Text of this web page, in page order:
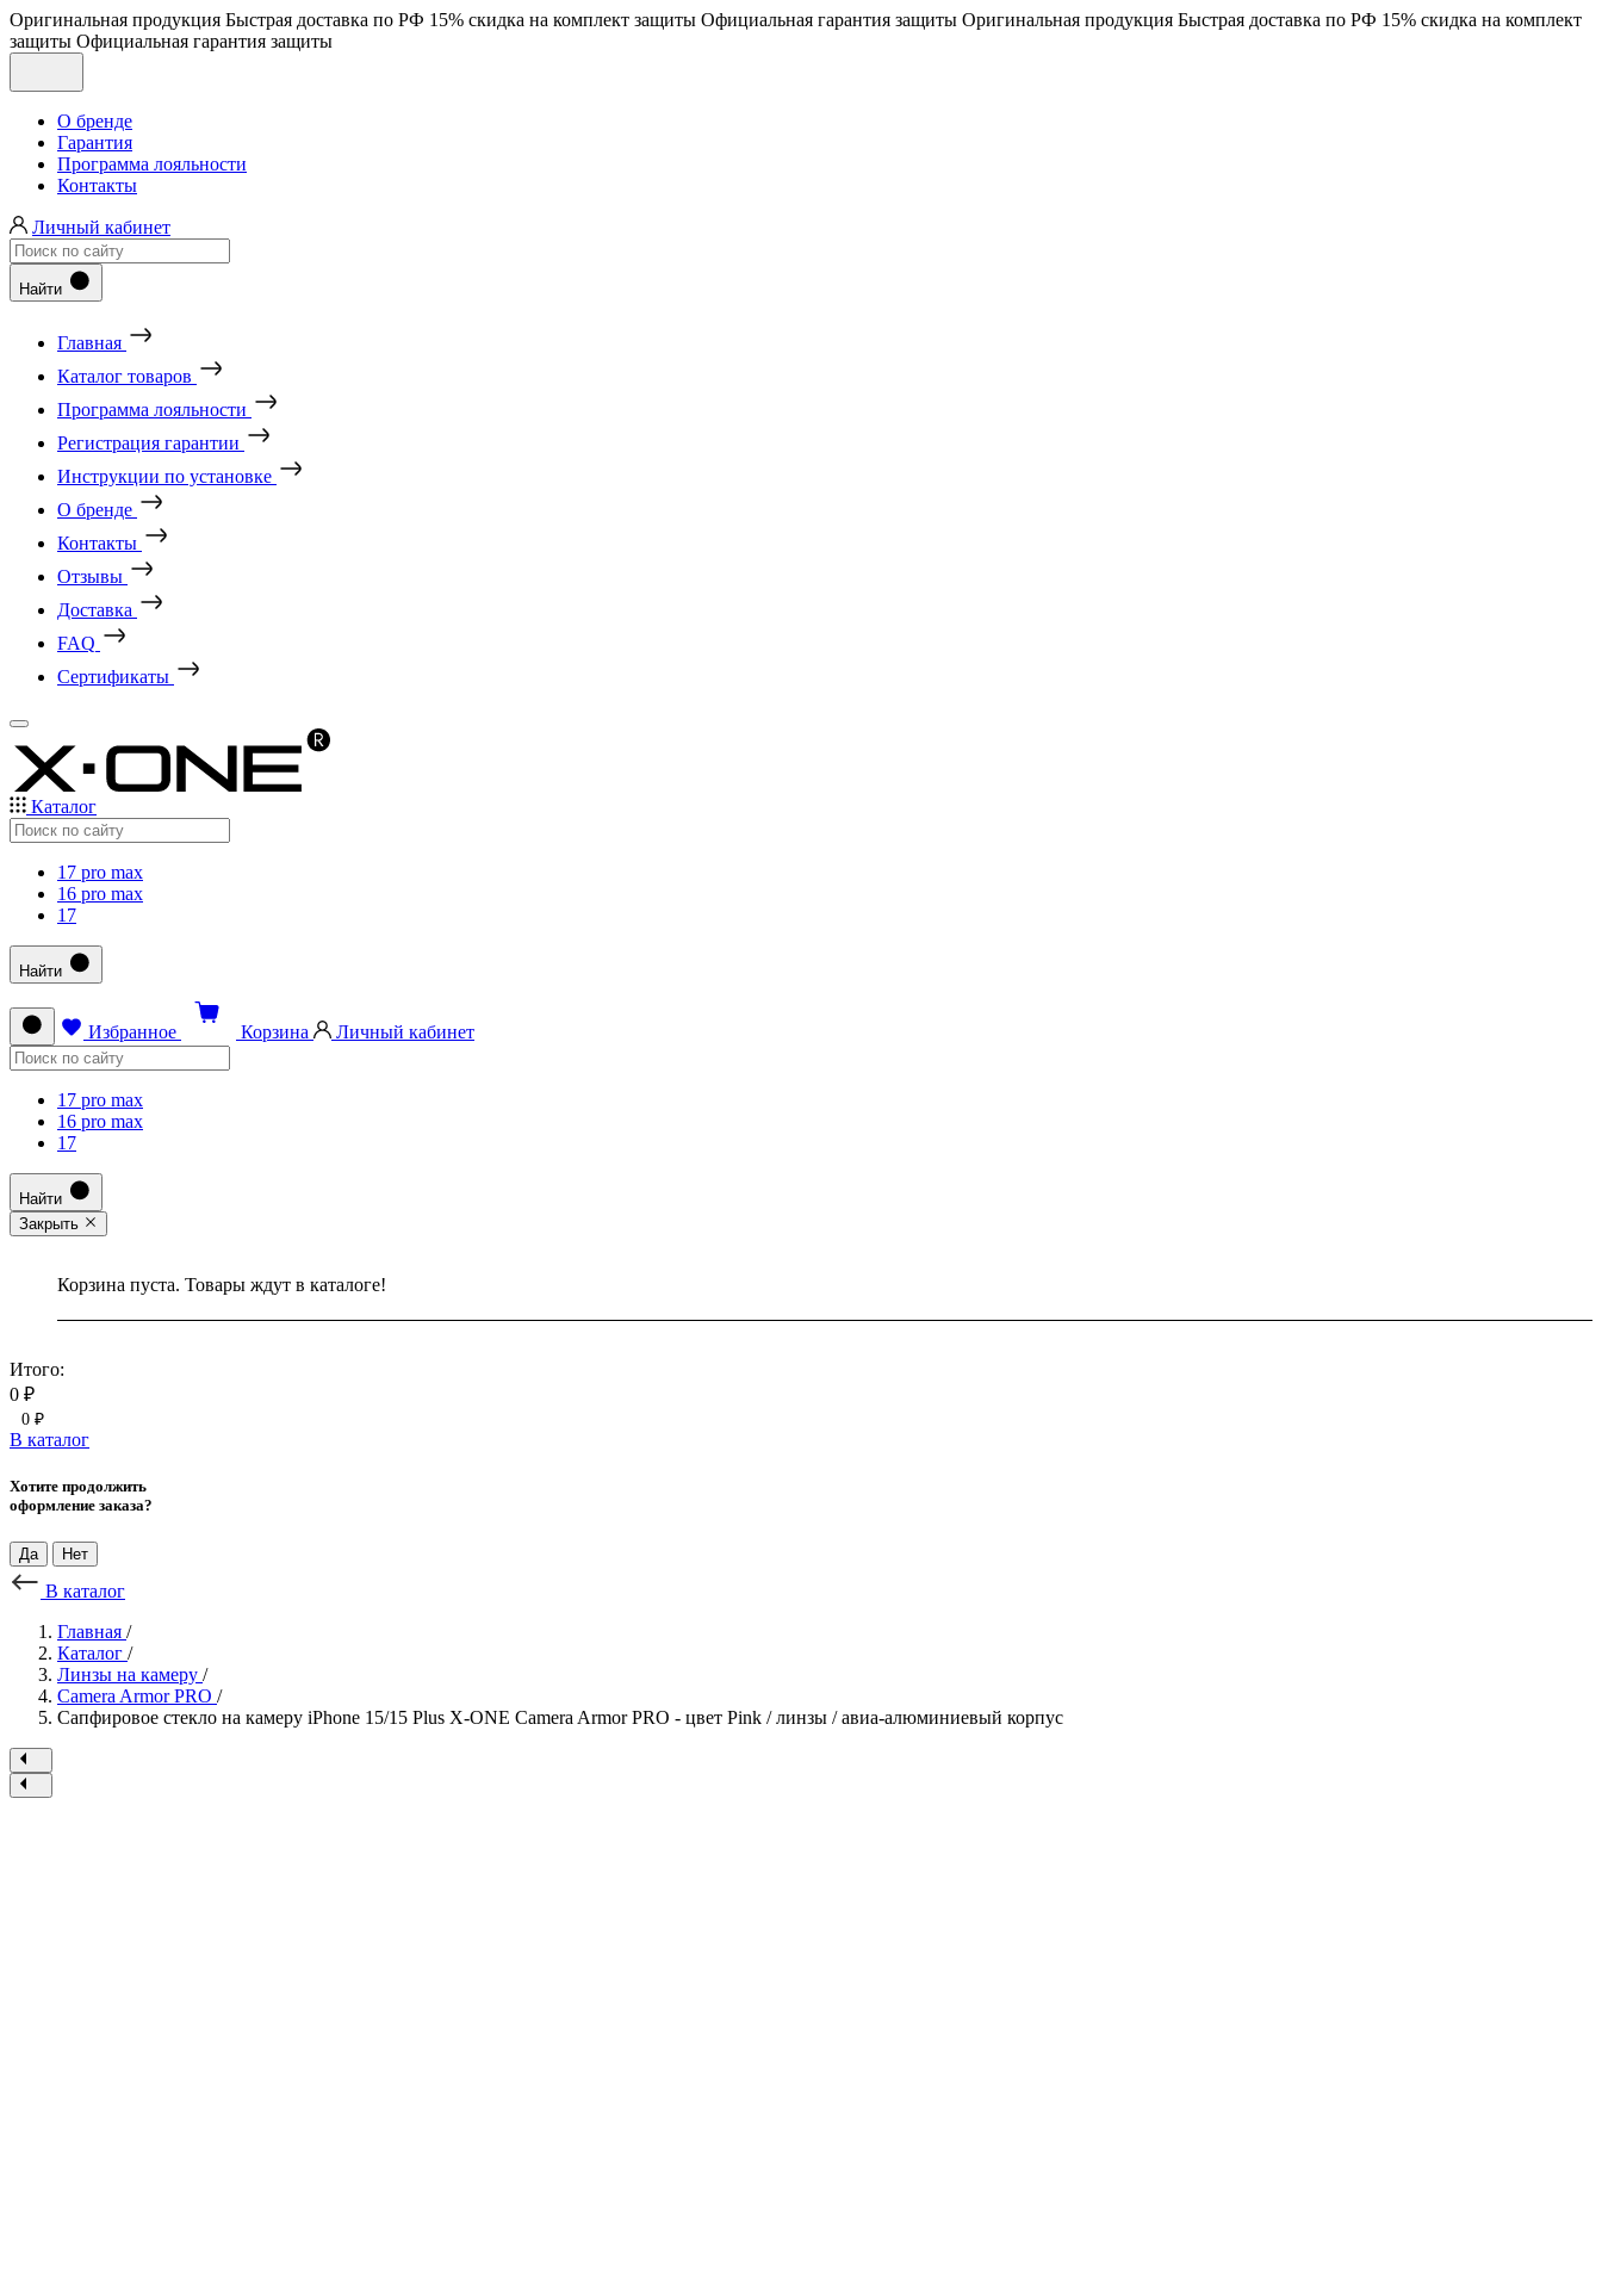
Оригинальная продукция Быстрая доставка по РФ 15% скидка на комплект защиты Официальная гарантия защиты Оригинальная продукция Быстрая доставка по РФ 15% скидка на комплект
защиты Официальная гарантия защиты
О бренде
Гарантия
Программа лояльности
Контакты
Личный кабинет
Найти
Главная
Каталог товаров
Программа лояльности
Регистрация гарантии
Инструкции по установке
О бренде
Контакты
Отзывы
Доставка
FAQ
Сертификаты
Каталог
17 pro max
16 pro max
17
Найти
Избранное Корзина Личный кабинет
17 pro max
16 pro max
17
Найти
Закрыть
Корзина пуста. Товары ждут в каталоге!
Итого:
0 ₽
0 ₽
В каталог
Хотите продолжить
оформление заказа?
Да Нет
В каталог
Главная /
Каталог /
Линзы на камеру /
Camera Armor PRO /
Сапфировое стекло на камеру iPhone 15/15 Plus X-ONE Camera Armor PRO - цвет Pink / линзы / авиа-алюминиевый корпус